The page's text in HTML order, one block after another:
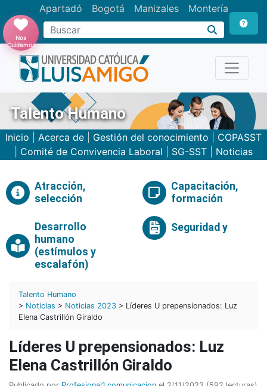
Apartadó Bogotá Manizales Montería
Buscar
Nos
Cuidamos
Talento Humano
Inicio Acerca de Gestión del conocimiento
COPASST
Comité de Convivencia Laboral SG-SST Noticias
Atracción,
selección
Capacitación,
formación
Desarrollo
humano
(estímulos y
escalafón)
Seguridad y
Talento Humano
> Noticias > Noticias 2023 > Líderes U prepensionados: Luz
Elena Castrillón Giraldo
Líderes U prepensionados: Luz
Elena Castrillón Giraldo